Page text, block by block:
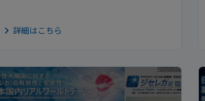
詳細はこちら